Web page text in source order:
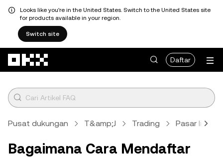
Looks like you're in the United States. Switch to the United States site
for products available in your region.
Switch site
Daftar
Pusat dukungan T&amp;J Trading Pasar likuid
Bagaimana Cara Mendaftar